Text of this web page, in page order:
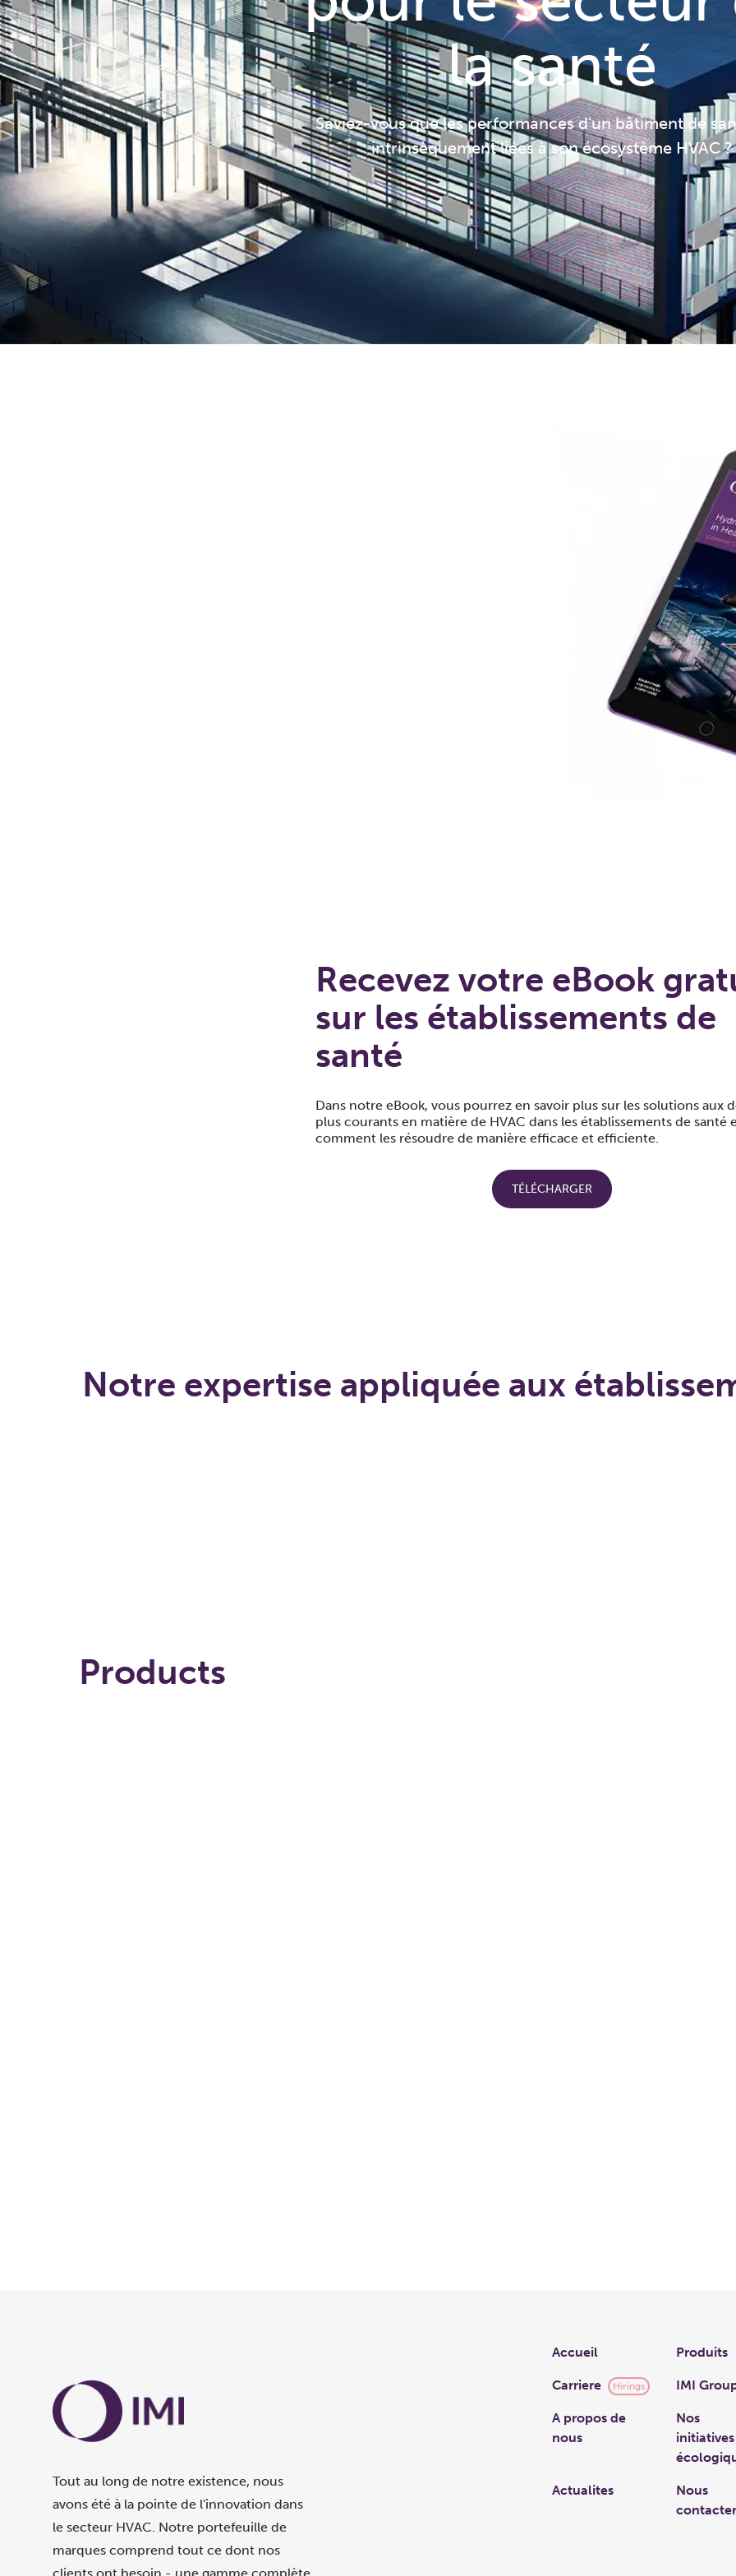
la santé
Saviez-vous que les performances d'un bâtiment de
intrinsèquement liées à son écosystème HVAC ?
Recevez votre eBook
sur les établissements de
santé
Dans notre eBook, vous pourrez en savoir plus sur les solutions aux
plus courants en matière de HVAC dans les établissements de santé
comment les résoudre de manière efficace et efficiente.
TÉLÉCHARGER
Notre expertise appliquée aux
Products
Tout au long de notre existence, nous
avons été à la pointe de l'innovation dans
le secteur HVAC. Notre portefeuille de
marques comprend tout ce dont nos
Links
Accueil Produits
Carriere Hirings IMI
A propos de
nous
Nos
initiatives
Actualites
Nous
contacter